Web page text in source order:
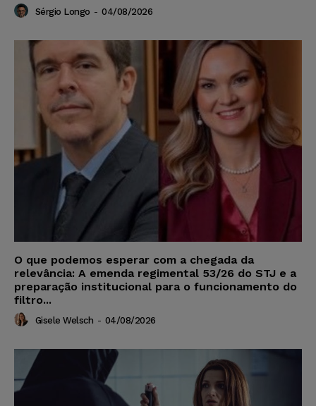
Sérgio Longo - 04/08/2026
O que podemos esperar com a chegada da
relevância: A emenda regimental 53/26 do STJ e a
preparação institucional para o funcionamento do
filtro...
Gisele Welsch - 04/08/2026